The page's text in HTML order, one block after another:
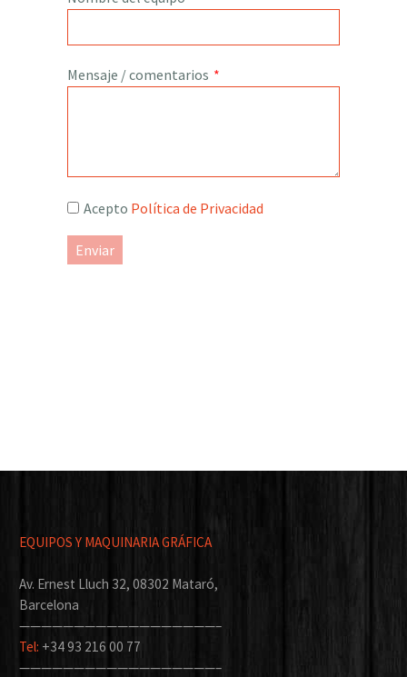
Mensaje / comentarios *
Acepto Política de Privacidad
Enviar
EQUIPOS Y MAQUINARIA GRÁFICA
Av. Ernest Lluch 32, 08302 Mataró,
Barcelona
——————————————————–
Tel: +34 93 216 00 77
——————————————————–